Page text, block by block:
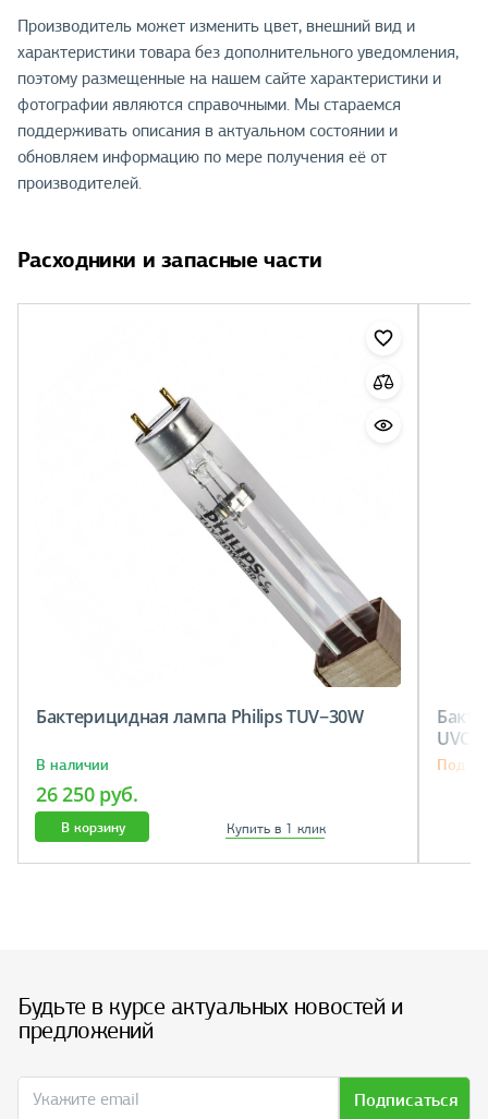
Производитель может изменить цвет, внешний вид и
характеристики товара без дополнительного уведомления,
поэтому размещенные на нашем сайте характеристики и
фотографии являются справочными. Мы стараемся
поддерживать описания в актуальном состоянии и
обновляем информацию по мере получения её от
производителей.
Расходники и запасные части
Бактерицидная лампа Philips TUV−30W
В наличии
26 250 руб.
В корзину Купить в 1 клик
UVC
Под
Будьте в курсе актуальных новостей и
предложений
Подписаться